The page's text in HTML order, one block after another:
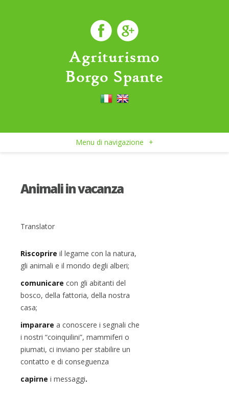
Menu di navigazione +
Animali in vacanza
Translator
Riscoprire il legame con la natura,
gli animali e il mondo degli alberi;
comunicare con gli abitanti del
bosco, della fattoria, della nostra
casa;
imparare a conoscere i segnali che
i nostri “coinquilini”, mammiferi o
piumati, ci inviano per stabilire un
contatto e di conseguenza
capirne i messaggi.